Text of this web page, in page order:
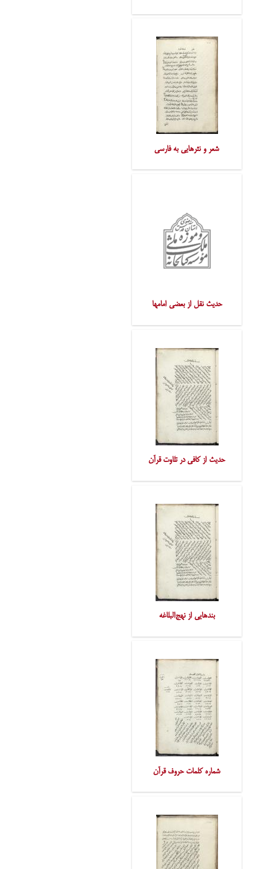
شعر و نثرهایی به فارسی
حدیث نقل از بعضی امامها
حدیث از کافی در تلاوت قرآن
بندهایی از نهج‌البلاغه
شماره کلمات حروف قرآن